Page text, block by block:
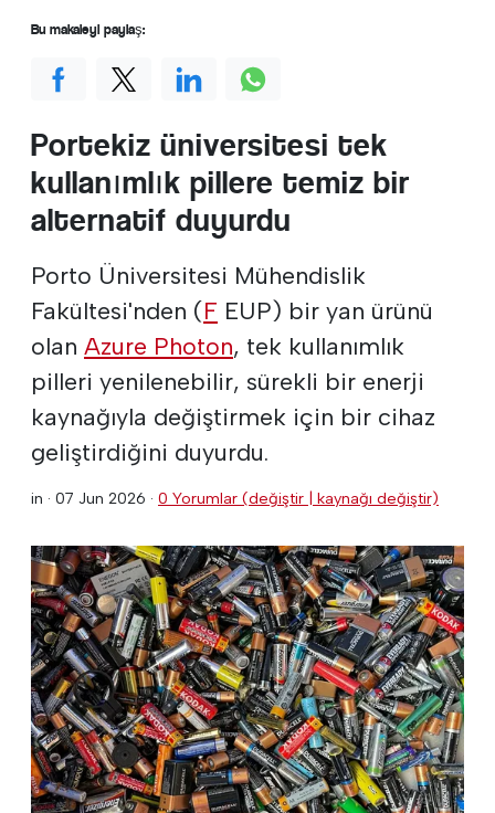
Portekiz üniversitesi tek
kullanımlık pillere temiz bir
alternatif duyurdu
Porto Üniversitesi Mühendislik
Fakültesi'nden (F EUP) bir yan ürünü
olan Azure Photon, tek kullanımlık
pilleri yenilenebilir, sürekli bir enerji
kaynağıyla değiştirmek için bir cihaz
geliştirdiğini duyurdu.
in · 07 Jun 2026 · 0 Yorumlar (değiştir | kaynağı değiştir)
Bu makaleyi paylaş: